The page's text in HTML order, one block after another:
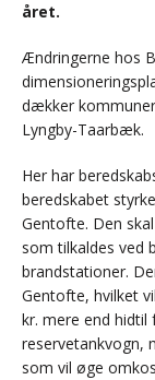
året.
Ændringerne hos
dækker
Lyngby-Taarbæk.
Her har
beredskabet
Gentofte. Den
som tilkaldes ved
brandstationer.
Gentofte, hvilket
kr. mere end hidtil
reservetankvogn,
som vil øge